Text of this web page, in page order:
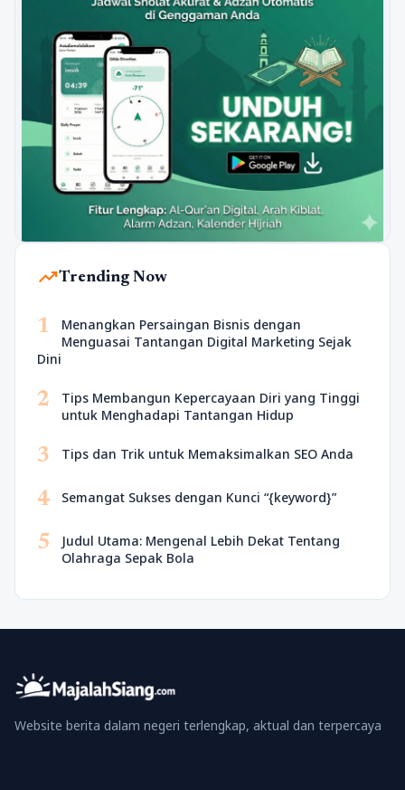
trending_upTrending Now
1
Menangkan Persaingan Bisnis dengan
Menguasai Tantangan Digital Marketing Sejak
Dini
2
Tips Membangun Kepercayaan Diri yang Tinggi
untuk Menghadapi Tantangan Hidup
3 Tips dan Trik untuk Memaksimalkan SEO Anda
4 Semangat Sukses dengan Kunci “{keyword}”
5
Judul Utama: Mengenal Lebih Dekat Tentang
Olahraga Sepak Bola
Website berita dalam negeri terlengkap, aktual dan terpercaya